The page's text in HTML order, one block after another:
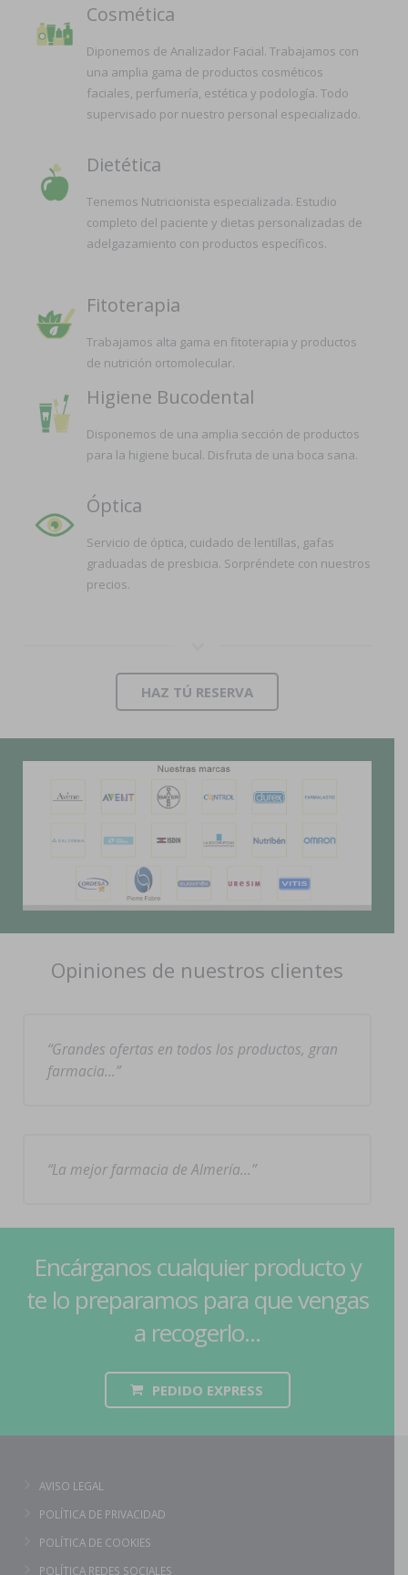
Cosmética
Diponemos de Analizador Facial. Trabajamos con
una amplia gama de productos cosméticos
faciales, perfumería, estética y podología. Todo
supervisado por nuestro personal especializado.
Dietética
Tenemos Nutricionista especializada. Estudio
completo del paciente y dietas personalizadas de
adelgazamiento con productos específicos.
Fitoterapia
Trabajamos alta gama en fitoterapia y productos
de nutrición ortomolecular.
Higiene Bucodental
Disponemos de una amplia sección de productos
para la higiene bucal. Disfruta de una boca sana.
Óptica
Servicio de óptica, cuidado de lentillas, gafas
graduadas de presbicia. Sorpréndete con nuestros
precios.
HAZ TÚ RESERVA
Opiniones de nuestros clientes
Grandes ofertas en todos los productos, gran
farmacia…
La mejor farmacia de Almería…
Encárganos cualquier producto y
te lo preparamos para que vengas
a recogerlo...
PEDIDO EXPRESS
AVISO LEGAL
POLÍTICA DE PRIVACIDAD
POLÍTICA DE COOKIES
POLÍTICA REDES SOCIALES